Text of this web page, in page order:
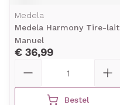
Medela
Medela Harmony Tire-lait
Manuel
€ 36,99
Bestel